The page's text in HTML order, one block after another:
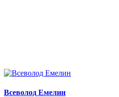
Всеволод Емелин